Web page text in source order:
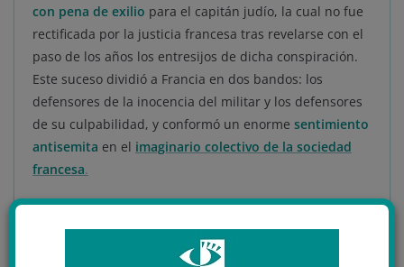
con pena de exilio para el capitán judío, la cual no fue
rectificada por la justicia francesa tras revelarse con el
paso de los años los entresijos de dicha conspiración.
Este suceso dividió a Francia en dos bandos: los
defensores de la inocencia del militar y los defensores
de su culpabilidad, y conformó un enorme sentimiento
antisemita en el imaginario colectivo de la sociedad
francesa.